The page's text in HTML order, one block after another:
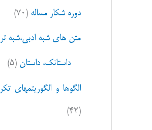
دوره شکار مساله (۷۰)
متن های شبه ادبی،شبه
داستانک، داستان (۵)
الگوها و الگوریتمهای
(۴۲)